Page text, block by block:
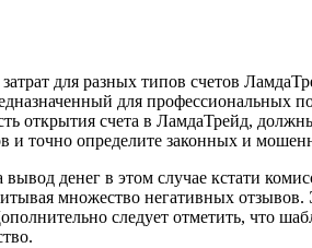
для разных типов счетов
для профессиональных
открытия счета в ЛамдаТрейд,
и точно определите законных и
денег в этом случае кстати
множество негативных
следует отметить, что